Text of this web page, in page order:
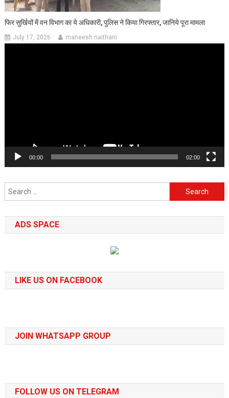
फिर सुर्खियों में वन विभाग का ये अधिकारी, पुलिस ने किया गिरफ्तार, जानिये पूरा मामला
July 17, 2026 maneesh naithani
00:00 02:00
Search
for:
ADS SPACE
LIKE US ON FACEBOOK
JOIN WHATSAPP GROUP
FOLLOW US ON TELEGRAM